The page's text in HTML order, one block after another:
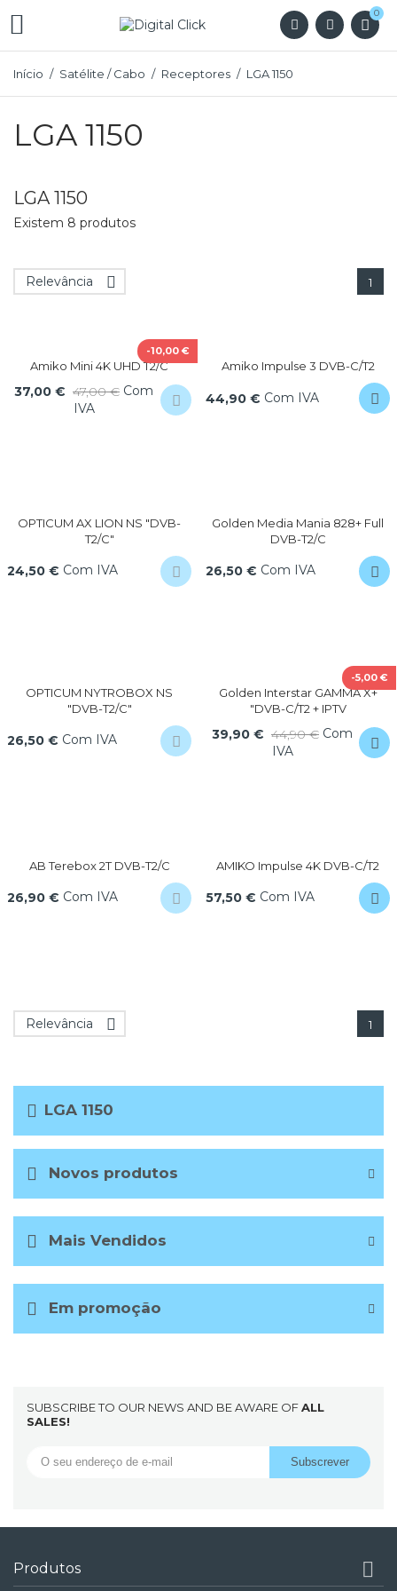
 0
Início Satélite / Cabo Receptores LGA 1150
LGA 1150
LGA 1150
Novos produtos
Mais Vendidos
Em promoção
LGA 1150
Existem 8 produtos
Relevância  1
-10,00 €
Amiko Mini 4K UHD T2/C
37,00 € 47,00 € Com
IVA
Amiko Impulse 3 DVB-C/T2
44,90 € Com IVA
OPTICUM AX LION NS "DVB-
T2/C"
24,50 € Com IVA
Golden Media Mania 828+ Full
DVB-T2/C
26,50 € Com IVA
OPTICUM NYTROBOX NS
"DVB-T2/C"
26,50 € Com IVA
-5,00 €
Golden Interstar GAMMA X+
"DVB-C/T2 + IPTV
39,90 € 44,90 € Com
IVA
AB Terebox 2T DVB-T2/C
26,90 € Com IVA
AMIKO Impulse 4K DVB-C/T2
57,50 € Com IVA
Relevância  1
SUBSCRIBE TO OUR NEWS AND BE AWARE OFALL
SALES!
Produtos 